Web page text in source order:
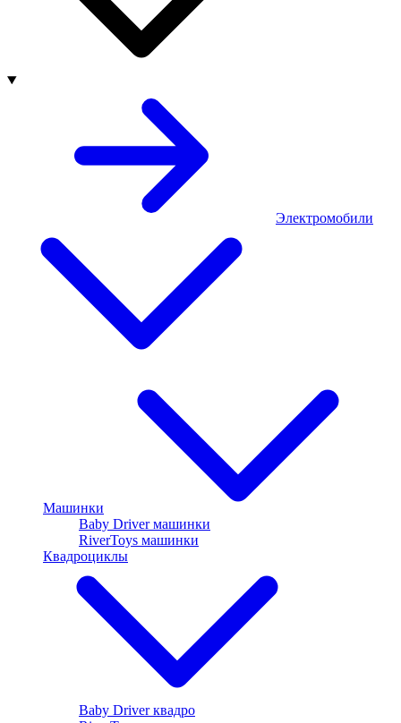
Электромобили
Машинки
Baby Driver машинки
RiverToys машинки
Квадроциклы
Baby Driver квадро